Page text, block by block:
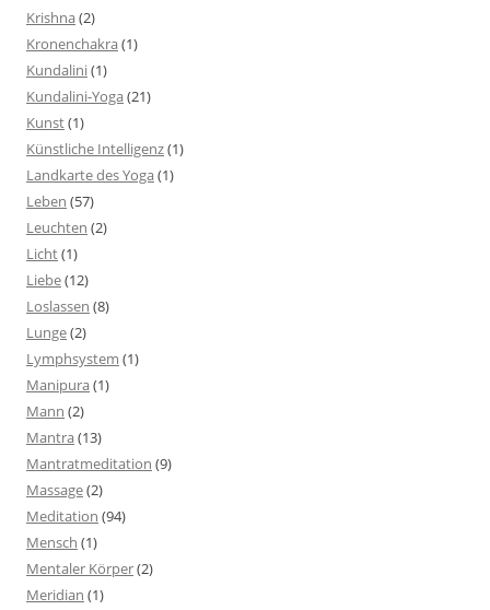
Krishna(2)
Kronenchakra(1)
Kundalini(1)
Kundalini-Yoga(21)
Kunst(1)
Künstliche Intelligenz(1)
Landkarte des Yoga(1)
Leben (57)
Leuchten (2)
Licht(1)
Liebe(12)
Loslassen (8)
Lunge(2)
Lymphsystem (1)
Manipura(1)
Mann (2)
Mantra(13)
Mantratmeditation (9)
Massage(2)
Meditation (94)
Mensch (1)
Mentaler Körper(2)
Meridian (1)